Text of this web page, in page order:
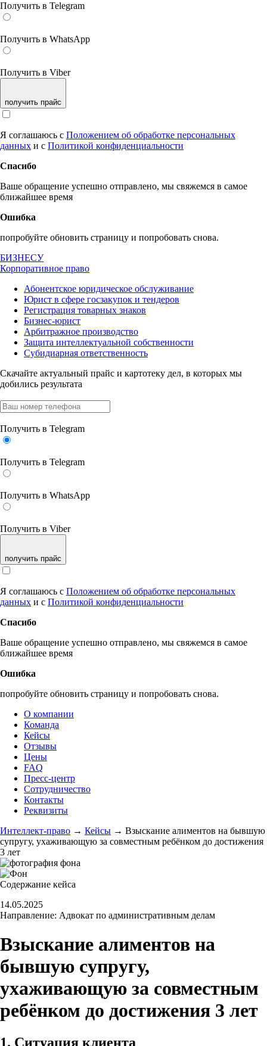
Получить в Telegram
Получить в WhatsApp
Получить в Viber
получить прайс
Я соглашаюсь с Положением об обработке персональных
данных и с Политикой конфиденциальности
Спасибо
Ваше обращение успешно отправлено, мы свяжемся в самое
ближайшее время
Ошибка
попробуйте обновить страницу и попробовать снова.
БИЗНЕСУ
Корпоративное право
Абонентское юридическое обслуживание
Юрист в сфере госзакупок и тендеров
Регистрация товарных знаков
Бизнес-юрист
Арбитражное производство
Защита интеллектуальной собственности
Субидиарная ответственность
Скачайте актуальный прайс и картотеку дел, в которых мы
добились результата
Получить в Telegram
Получить в Telegram
Получить в WhatsApp
Получить в Viber
получить прайс
Я соглашаюсь с Положением об обработке персональных
данных и с Политикой конфиденциальности
Спасибо
Ваше обращение успешно отправлено, мы свяжемся в самое
ближайшее время
Ошибка
попробуйте обновить страницу и попробовать снова.
О компании
Команда
Кейсы
Отзывы
Цены
FAQ
Пресс-центр
Сотрудничество
Контакты
Реквизиты
Интеллект-право → Кейсы → Взыскание алиментов на бывшую
супругу, ухаживающую за совместным ребёнком до достижения
3 лет
Содержание кейса
14.05.2025
Направление: Адвокат по административным делам
Взыскание алиментов на
бывшую супругу,
ухаживающую за совместным
ребёнком до достижения 3 лет
1. Ситуация клиента